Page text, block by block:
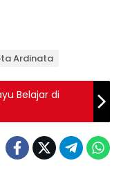
Ardinata
Belajar di